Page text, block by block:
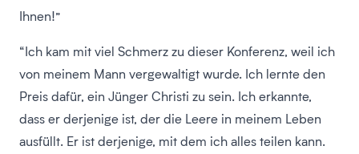
Ihnen!”
“Ich kam mit viel Schmerz zu dieser Konferenz, weil ich
von meinem Mann vergewaltigt wurde. Ich lernte den
Preis dafür, ein Jünger Christi zu sein. Ich erkannte,
dass er derjenige ist, der die Leere in meinem Leben
ausfüllt. Er ist derjenige, mit dem ich alles teilen kann.